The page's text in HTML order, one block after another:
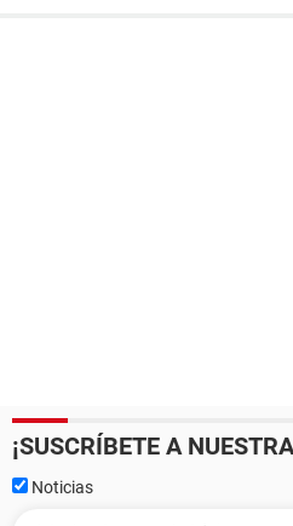
¡SUSCRÍBETE A
Noticias